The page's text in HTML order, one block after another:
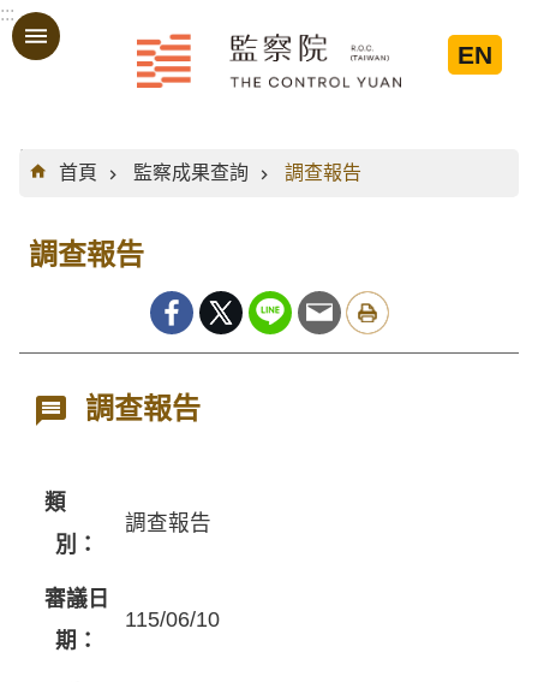
跳到主要內容區塊
:::
EN
:::
首頁
監察成果查詢 調查報告
調查報告
調查報告
類
別：
調查報告
審議日
期：
115/06/10